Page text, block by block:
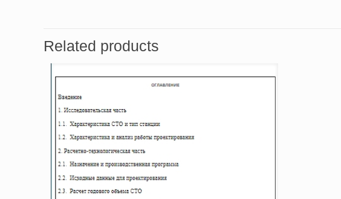
Related products